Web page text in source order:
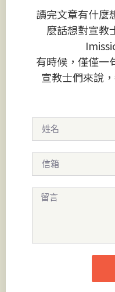
讀完文章有什麼
麼話想對宣教
有時候，僅僅一
宣教士們來說